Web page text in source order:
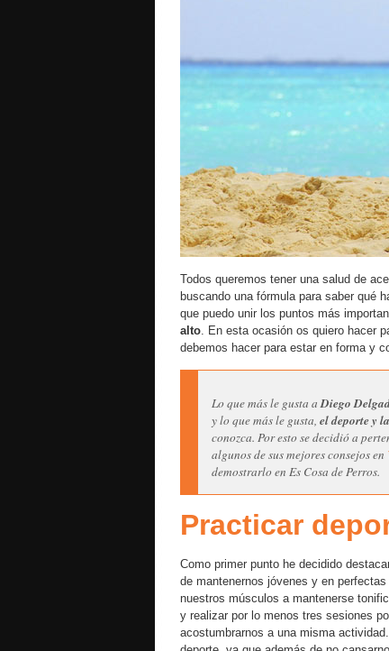
Todos queremos tener una salud de
buscando una fórmula para saber qué
que puedo unir los puntos más
alto. En esta ocasión os quiero hacer
debemos hacer para estar en forma y
Lo que más le gusta aDiego
y lo que más le gusta, el deporte y
conozca. Por esto se decidió a
algunos de sus mejores consejos en
demostrarlo en Es Cosa de Perros.
Practicar
Como primer punto he decidido
de mantenernos jóvenes y en
nuestros músculos a mantenerse
y realizar por lo menos tres sesiones
acostumbrarnos a una misma